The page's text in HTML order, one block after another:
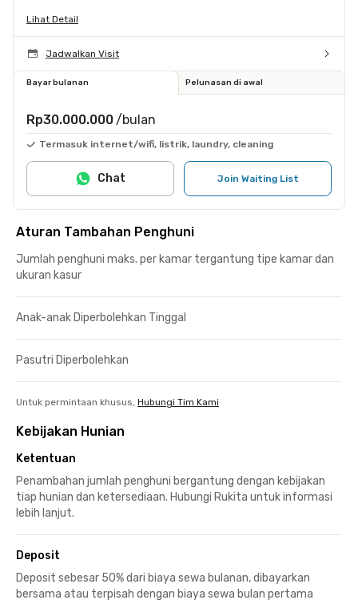
Lihat Detail
Jadwalkan Visit
Bayar bulanan Pelunasan di awal
Rp30.000.000 /bulan
Termasuk internet/wifi, listrik, laundry, cleaning
Join Waiting List
Chat
Aturan Tambahan Penghuni
Jumlah penghuni maks. per kamar tergantung tipe kamar dan
ukuran kasur
Anak-anak Diperbolehkan Tinggal
Pasutri Diperbolehkan
Untuk permintaan khusus, Hubungi Tim Kami
Kebijakan Hunian
Ketentuan
Penambahan jumlah penghuni bergantung dengan kebijakan
tiap hunian dan ketersediaan. Hubungi Rukita untuk informasi
lebih lanjut.
Deposit
Deposit sebesar 50% dari biaya sewa bulanan, dibayarkan
bersama atau terpisah dengan biaya sewa bulan pertama